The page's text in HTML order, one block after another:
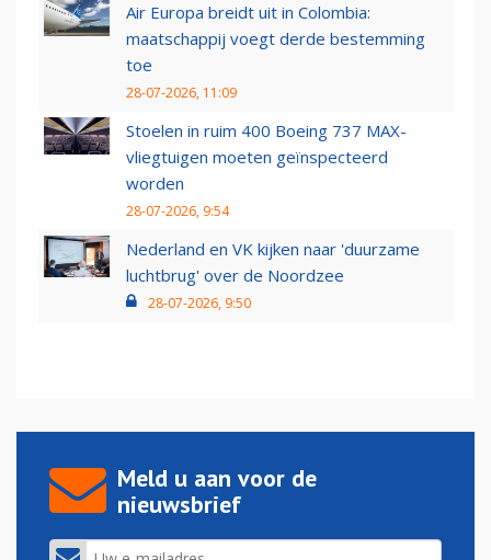
Air Europa breidt uit in Colombia:
maatschappij voegt derde bestemming
toe
28-07-2026, 11:09
Stoelen in ruim 400 Boeing 737 MAX-
vliegtuigen moeten geïnspecteerd
worden
28-07-2026, 9:54
Nederland en VK kijken naar 'duurzame
luchtbrug' over de Noordzee
28-07-2026, 9:50
Meld u aan voor de
nieuwsbrief